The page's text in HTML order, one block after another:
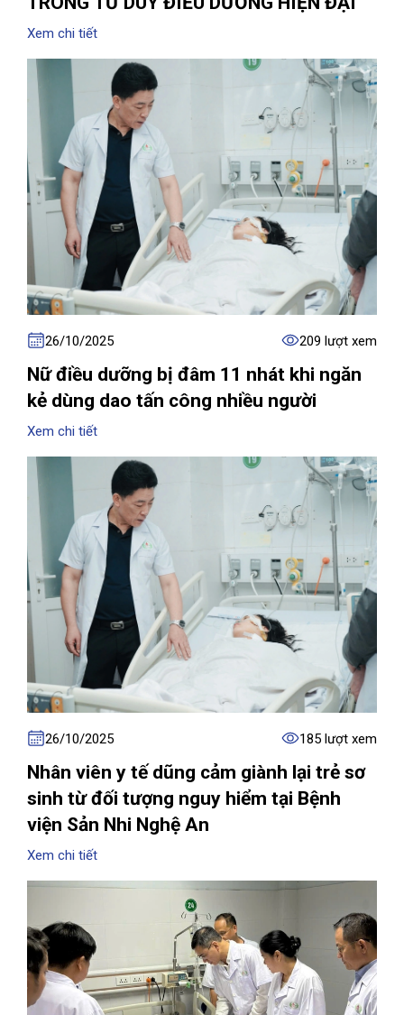
Xem chi tiết
26/10/2025 209 lượt xem
Nữ điều dưỡng bị đâm 11 nhát khi ngăn
kẻ dùng dao tấn công nhiều người
Xem chi tiết
26/10/2025 185 lượt xem
Nhân viên y tế dũng cảm giành lại trẻ sơ
sinh từ đối tượng nguy hiểm tại Bệnh
viện Sản Nhi Nghệ An
Xem chi tiết